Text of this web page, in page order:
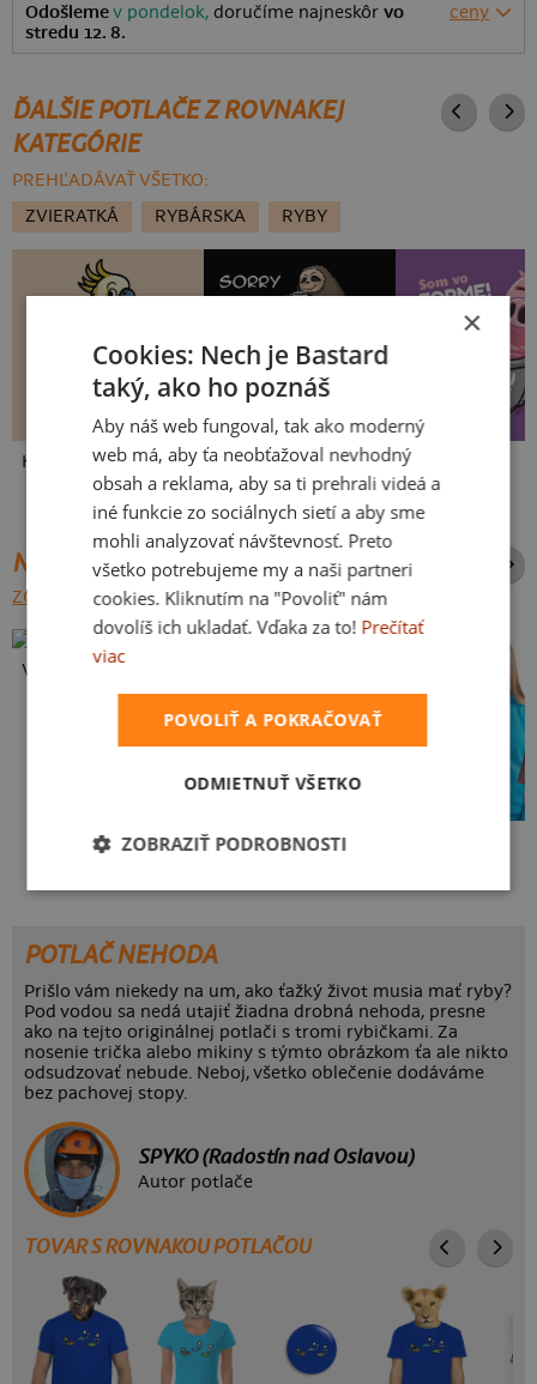
Odošlemev pondelok,doručíme najneskôrvo
stredu 12. 8.
ceny
ĎALŠIE POTLAČE Z ROVNAKEJ
KATEGÓRIE
PREHĽADÁVAŤ VŠETKO:
ZVIERATKÁ
RYBÁRSKA RYBY
Kakat-du V presse Vo forme
NAJPREDÁVANEJŠIE POTLAČE
ZOBRAZIŤ VŠETKY
Vlastná potlač
Kakat-du
POTLAČ NEHODA
Prišlo vám niekedy na um, ako ťažký život musia mať ryby?
Pod vodou sa nedá utajiť žiadna drobná nehoda, presne
ako na tejto originálnej potlači s tromi rybičkami. Za
nosenie trička alebo mikiny s týmto obrázkom ťa ale nikto
odsudzovať nebude. Neboj, všetko oblečenie dodáváme
bez pachovej stopy.
SPYKO (Radostín nad Oslavou)
Autor potlače
TOVAR S ROVNAKOU POTLAČOU
×
Cookies: Nech je Bastard
taký, ako ho poznáš
Aby náš web fungoval, tak ako moderný
web má, aby ťa neobťažoval nevhodný
obsah a reklama, aby sa ti prehrali videá a
iné funkcie zo sociálnych sietí a aby sme
mohli analyzovať návštevnosť. Preto
všetko potrebujeme my a naši partneri
cookies. Kliknutím na "Povoliť" nám
dovolíš ich ukladať. Vďaka za to! Prečítať
viac
POVOLIŤ A POKRAČOVAŤ
ODMIETNUŤ VŠETKO
ZOBRAZIŤ PODROBNOSTI